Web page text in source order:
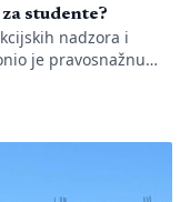
studente?
nadzora i
je pravosnažnu
zabrana rada
godine i novac u
suda u […]